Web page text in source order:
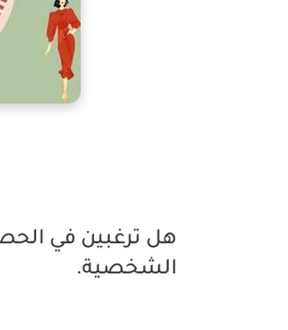
هل ترغبين في
الشخصية.